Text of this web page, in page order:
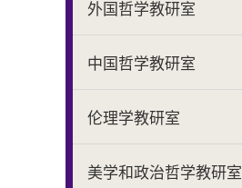
外国哲学教研室
中国哲学教研室
伦理学教研室
美学和政治哲学教研室